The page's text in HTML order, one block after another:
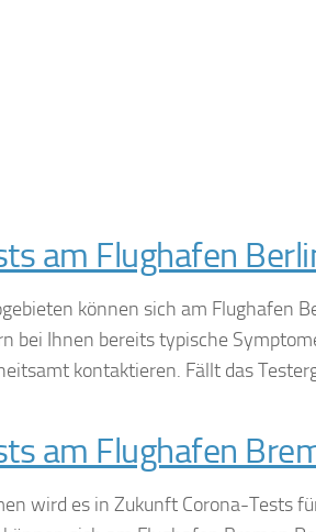
am Flughafen
können sich am Flughafen
bei Ihnen bereits typische
kontaktieren. Fällt das
am Flughafen
wird es in Zukunft Corona-Tests